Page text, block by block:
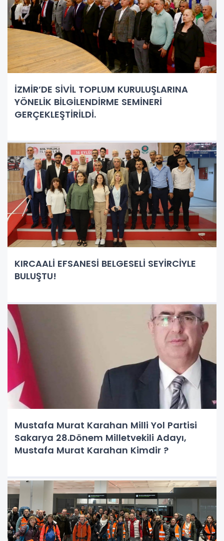
İZMİR’DE SİVİL TOPLUM KURULUŞLARINA
YÖNELİK BİLGİLENDİRME SEMİNERİ
GERÇEKLEŞTİRİLDİ.
KIRCAALİ EFSANESİ BELGESELİ SEYİRCİYLE
BULUŞTU!
Mustafa Murat Karahan Milli Yol Partisi
Sakarya 28.Dönem Milletvekili Adayı,
Mustafa Murat Karahan Kimdir ?